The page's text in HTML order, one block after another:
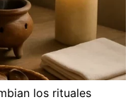
los rituales